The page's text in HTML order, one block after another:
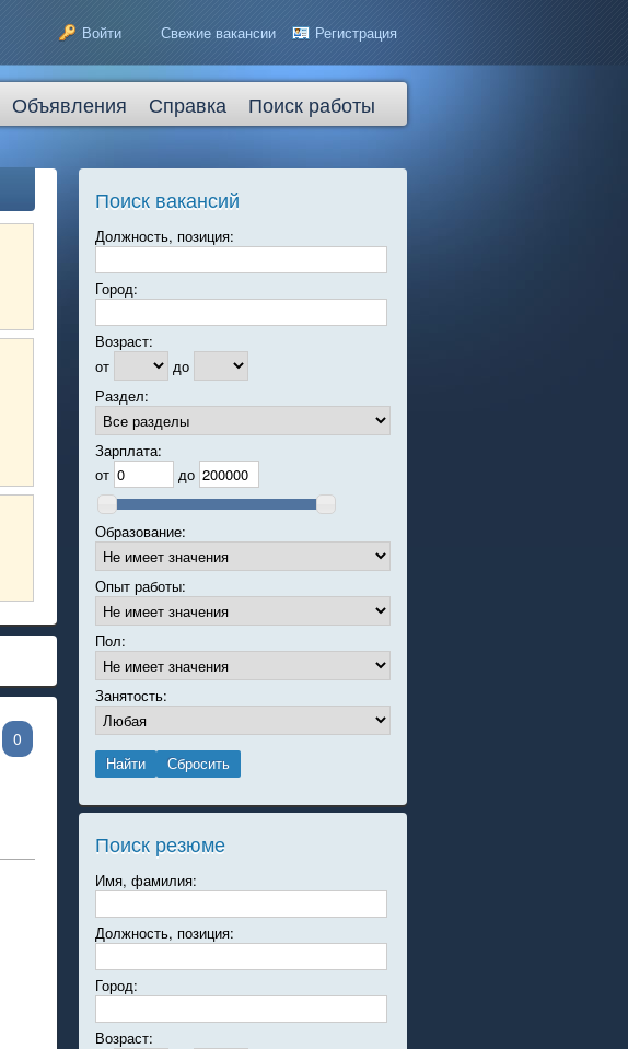
Войти Свежие вакансии Регистрация
Объявления Справка Поиск работы
0
Поиск вакансий
Должность, позиция:
Город:
Возраст:
от
до
Раздел:
Зарплата:
от
до
Образование:
Опыт работы:
Пол:
Занятость:
Поиск резюме
Имя, фамилия:
Должность, позиция:
Город:
Возраст: